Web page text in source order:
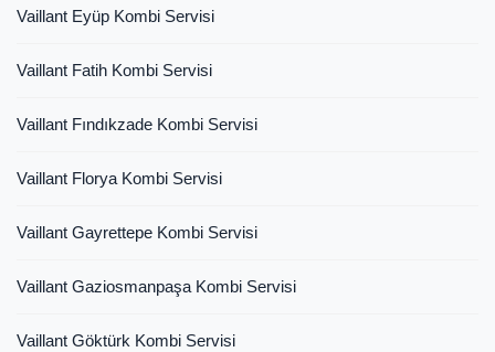
Vaillant Eyüp Kombi Servisi
Vaillant Fatih Kombi Servisi
Vaillant Fındıkzade Kombi Servisi
Vaillant Florya Kombi Servisi
Vaillant Gayrettepe Kombi Servisi
Vaillant Gaziosmanpaşa Kombi Servisi
Vaillant Göktürk Kombi Servisi